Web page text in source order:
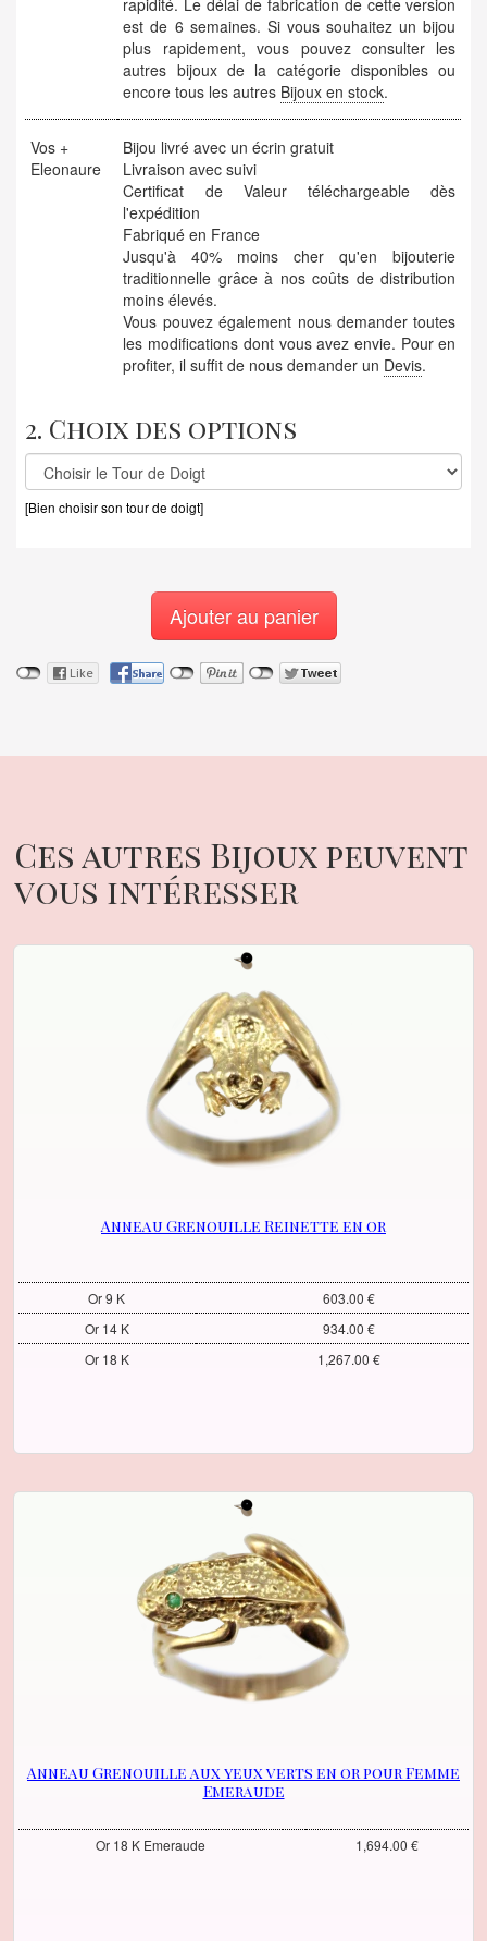
est de 6 semaines. Si vous souhaitez un bijou
plus rapidement, vous pouvez consulter les
autres bijoux de la catégorie disponibles ou
encore tous les autres Bijoux en stock.
Vos +
Eleonaure
Bijou livré avec un écrin gratuit
Livraison avec suivi
Certificat de Valeur téléchargeable dès
l'expédition
Fabriqué en France
Jusqu'à 40% moins cher qu'en bijouterie
traditionnelle grâce à nos coûts de distribution
moins élevés.
Vous pouvez également nous demander toutes
les modifications dont vous avez envie. Pour en
profiter, il suffit de nous demander un Devis.
2. Choix des options
[Bien choisir son tour de doigt]
Ajouter au panier
Ces autres Bijoux peuvent
vous intéresser
Anneau Grenouille Reinette en or
Or 9 K
603.00 €
Or 14 K
934.00 €
Or 18 K
1,267.00 €
Anneau Grenouille aux yeux verts en or pour Femme
Emeraude
Or 18 K Emeraude 1,694.00 €